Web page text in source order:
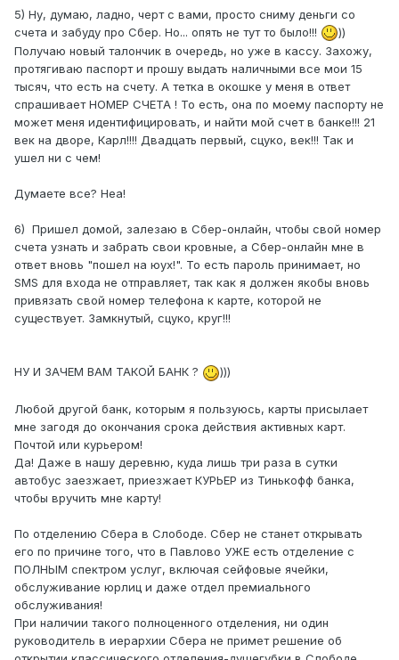
5) Ну, думаю, ладно, черт с вами, просто сниму деньги со
счета и забуду про Сбер. Но... опять не тут то было!!!
))
Получаю новый талончик в очередь, но уже в кассу. Захожу,
протягиваю паспорт и прошу выдать наличными все мои 15
тысяч, что есть на счету. А тетка в окошке у меня в ответ
спрашивает НОМЕР СЧЕТА ! То есть, она по моему паспорту не
может меня идентифицировать, и найти мой счет в банке!!! 21
век на дворе, Карл!!!! Двадцать первый, сцуко, век!!! Так и
ушел ни с чем!
Думаете все? Неа!
6) Пришел домой, залезаю в Сбер-онлайн, чтобы свой номер
счета узнать и забрать свои кровные, а Сбер-онлайн мне в
ответ вновь "пошел на юух!". То есть пароль принимает, но
SMS для входа не отправляет, так как я должен якобы вновь
привязать свой номер телефона к карте, которой не
существует. Замкнутый, сцуко, круг!!!
НУ И ЗАЧЕМ ВАМ ТАКОЙ БАНК ? )))
Любой другой банк, которым я пользуюсь, карты присылает
мне загодя до окончания срока действия активных карт.
Почтой или курьером!
Да! Даже в нашу деревню, куда лишь три раза в сутки
автобус заезжает, приезжает КУРЬЕР из Тинькофф банка,
чтобы вручить мне карту!
По отделению Сбера в Слободе. Сбер не станет открывать
его по причине того, что в Павлово УЖЕ есть отделение с
ПОЛНЫМ спектром услуг, включая сейфовые ячейки,
обслуживание юрлиц и даже отдел премиального
обслуживания!
При наличии такого полноценного отделения, ни один
руководитель в иерархии Сбера не примет решение об